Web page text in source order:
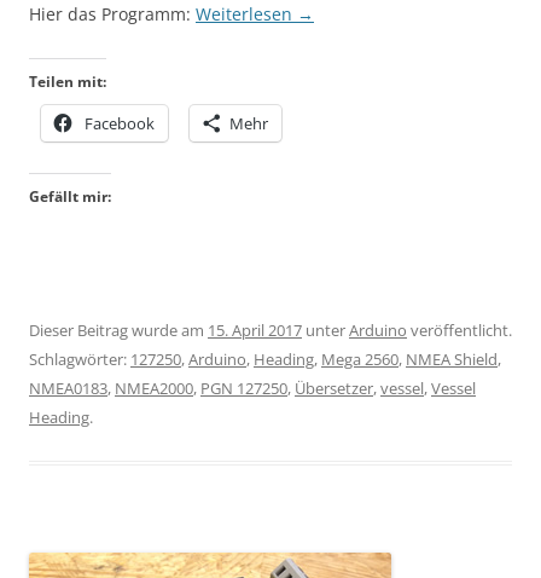
Hier das Programm: Weiterlesen →
Teilen mit:
Facebook Mehr
Gefällt mir:
Dieser Beitrag wurde am 15. April 2017 unterArduino veröffentlicht.
Schlagwörter: 127250,Arduino, Heading, Mega 2560, NMEA Shield,
NMEA0183, NMEA2000, PGN 127250, Übersetzer,vessel,Vessel
Heading.